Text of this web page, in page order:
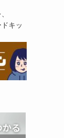
キッ